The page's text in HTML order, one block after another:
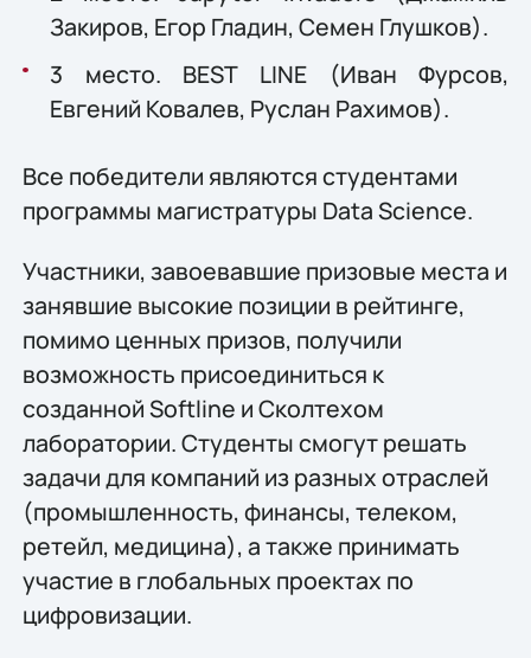
Закиров, Егор Гладин, Семен Глушков).
3 место. BEST LINE (Иван Фурсов,
Евгений Ковалев, Руслан Рахимов).
Все победители являются студентами
программы магистратуры Data Science.
Участники, завоевавшие призовые места и
занявшие высокие позиции в рейтинге,
помимо ценных призов, получили
возможность присоединиться к
созданной Softline и Сколтехом
лаборатории. Студенты смогут решать
задачи для компаний из разных отраслей
(промышленность, финансы, телеком,
ретейл, медицина), а также принимать
участие в глобальных проектах по
цифровизации.